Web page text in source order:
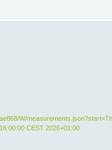
W/
CEST 2026+01:00